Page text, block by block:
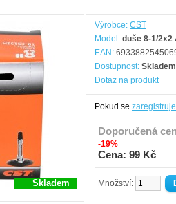
Skladem
Výrobce: CST
Model: duše 8-1/2x2
EAN:
Dostupnost:
Dotaz na produkt
Pokud se
Doporučená
-19%
Cena: 99 Kč
Množství: